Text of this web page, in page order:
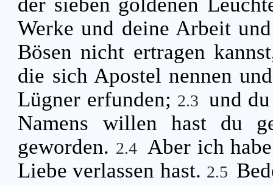
Werke und deine Arbeit
Bösen nicht ertragen
die sich Apostel nennen
Lügner erfunden; 2.3 und
Namens willen hast du
geworden. 2.4 Aber ich
Liebe verlassen hast. 2.5